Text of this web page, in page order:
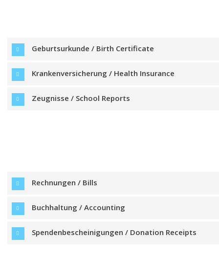
Geburtsurkunde / Birth Certificate
Krankenversicherung / Health Insurance
Zeugnisse / School Reports
Rechnungen / Bills
Buchhaltung / Accounting
Spendenbescheinigungen / Donation Receipts